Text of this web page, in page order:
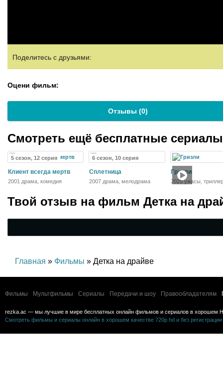
Поделитесь с друзьями:
Оцени фильм:
Отзывы (0)
Смотреть ещё бесплатные
5 сезон, 12 серия
Клиент всегда мертв
2001 драма, комедия
6 сезон, 10 серия
Сплетница
2007 драма, мелодрама
Гризли
2025 ужасы,
Твой отзыв на фильм Детка на
Главная » Фильмы » Детка на драйве
Фильмы Мультфильмы Сериалы Передачи и шоу Правообладателям
rezka.ac — мы лучшие в мире бесплатных онлайн фильмов и сериалов в хорошем
Смотреть фильмы и сериалы онлайн в хорошем качестве 720p hd и без